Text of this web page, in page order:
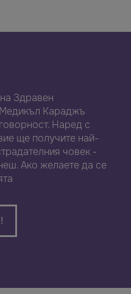
Здравен
Караджъ
Наред с
ще получите най-
човек -
Ако желаете да се